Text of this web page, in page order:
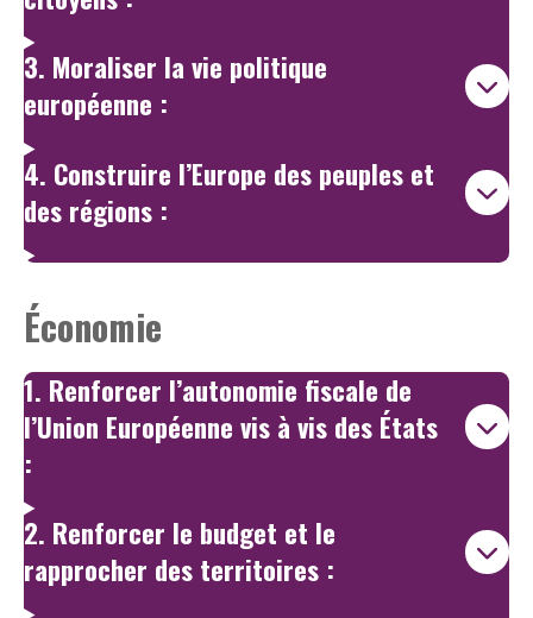
3. Moraliser la vie politique
européenne :
4. Construire l’Europe des peuples et
des régions :
Économie
1. Renforcer l’autonomie fiscale de
l’Union Européenne vis à vis des États
:
2. Renforcer le budget et le
rapprocher des territoires :